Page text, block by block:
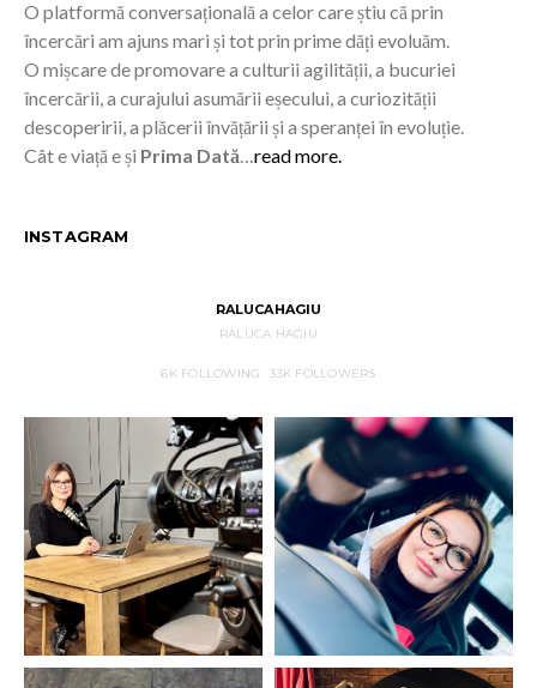
O platformă conversațională a celor care știu că prin
încercări am ajuns mari și tot prin prime dăți evoluăm.
O mișcare de promovare a culturii agilității, a bucuriei
încercării, a curajului asumării eșecului, a curiozității
descoperirii, a plăcerii învățării și a speranței în evoluție.
Cât e viață e și Prima Dată…read more.
INSTAGRAM
RALUCAHAGIU
RALUCA HAGIU
6KFOLLOWING 33K FOLLOWERS